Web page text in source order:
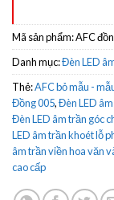
Mã sản phẩm:AFC
Danh mục:Đèn LED
Thẻ:AFC bỏ mẫu -
Đồng 005,Đèn LED
Đèn LED âm trần góc
LED âm trần khoét lỗ
âm trần viền hoa văn
cao cấp